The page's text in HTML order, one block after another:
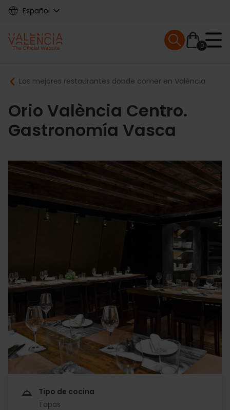
Skip
content
Español
Main
navigation
0
Mobile menu
Breadcrumb
Los mejores restaurantes donde comer en València
Orio València Centro.
Gastronomía Vasca
Tipo de cocina
Tapas